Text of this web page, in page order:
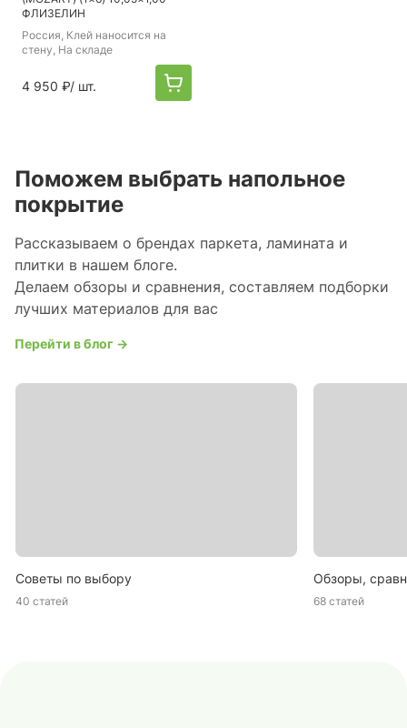
ФЛИЗЕЛИН
Россия, Клей наносится на
стену, На складе
4 950 ₽/ шт.
Поможем выбрать напольное
покрытие
Рассказываем о брендах паркета, ламината и
плитки в нашем блоге.
Делаем обзоры и сравнения, составляем подборки
лучших материалов для вас
Перейти в блог →
Советы по выбору
40 статей
Обзоры,
68 статей